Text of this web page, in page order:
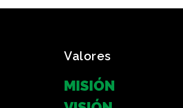
Valores
MISIÓN